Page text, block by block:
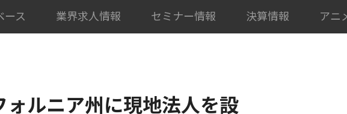
ース 業界求人情報 セミナー情報 決算情報 アニ
ォルニア州に現地法人を設